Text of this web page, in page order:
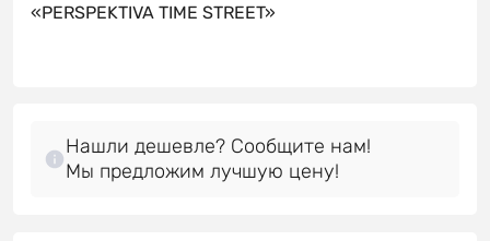
«PERSPEKTIVA TIME STREET»
Нашли дешевле? Сообщите нам!
Мы предложим лучшую цену!